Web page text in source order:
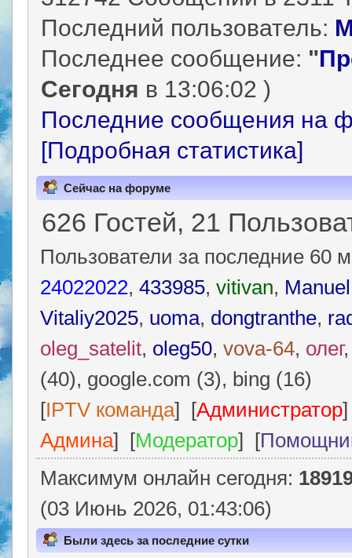
Последний пользователь:
Последнее сообщение: "
Сегодня в 13:06:02 )
Последние сообщения на
[Подробная статистика]
Сейчас на форуме
626 Гостей, 21
Пользователи за последние 60
24022022, 433985, vitivan,
Vitaliy2025, uoma, dongtranthe,
oleg_satelit, oleg50, vova-64, олег
(40), google.com (3), bing (16)
[IPTV команда] [Администратор
Админа] [Модератор] [
Максимум онлайн сегодня:
(03 Июнь 2026, 01:43:06)
Были здесь за последние сутки